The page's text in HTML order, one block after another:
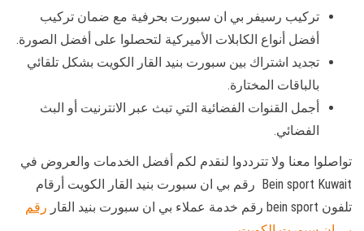
تركيب رسيفر بي ان سبورت بحرفية مع ضمان تركيب
أفضل أنواع الكابلات الأميركية لتحصلوا على أفضل الصورة.
تجديد اشتراك بين سبورت بنيد القار الكويت بشكل تلقائي
بالباقات المختارة.
أجمل القنوات الفضائية التي تبث عبر الانترنيت أو البث
الفضائي.
تواصلوا معنا ولا تترددوا لنقدم لكم أفضل الخدمات والعروض في
Bein sport Kuwait رقم بي ان سبورت بنيد القار الكويت أرقام
تلفون bein sport رقم خدمة عملاء بي ان سبورت بنيد القار
رقم